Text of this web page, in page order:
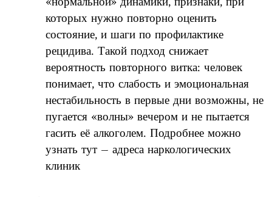
которых нужно повторно оценить
состояние, и шаги по профилактике
рецидива. Такой подход снижает
вероятность повторного витка: человек
понимает, что слабость и эмоциональная
нестабильность в первые дни возможны, не
пугается «волны» вечером и не пытается
гасить её алкоголем. Подробнее можно
узнать тут – адреса наркологических
клиник